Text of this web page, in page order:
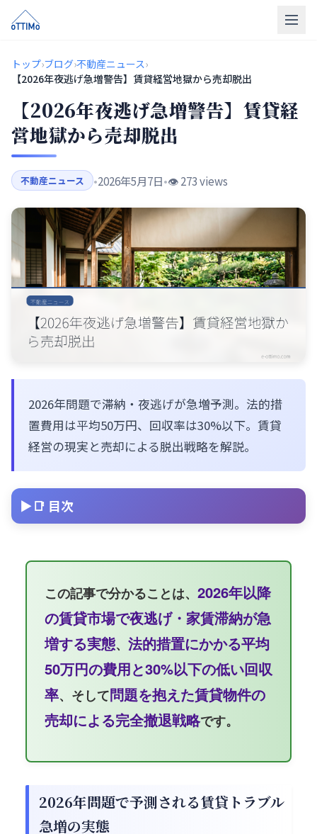
トップ
販売物件
買取
リフォーム
会社概要
LINE相談
無料相談
トップ›ブログ›不動産ニュース›
【2026年夜逃げ急増警告】賃貸経営地獄から売却脱出
【2026年夜逃げ急増警告】賃貸経
営地獄から売却脱出
不動産ニュース •2026年5月7日•👁️ 273 views
2026年問題で滞納・夜逃げが急増予測。法的措
置費用は平均50万円、回収率は30%以下。賃貸
経営の現実と売却による脱出戦略を解説。
📑 目次
この記事で分かることは、 2026年以降
の賃貸市場で夜逃げ・家賃滞納が急
増する実態、 法的措置にかかる平均
50万円の費用と30%以下の低い回収
率、そして問題を抱えた賃貸物件の
売却による完全撤退戦略です。
2026年問題で予測される賃貸トラブル
急増の実態